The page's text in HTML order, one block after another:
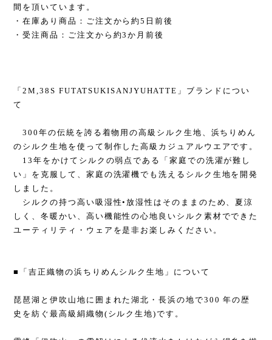
間を頂いています。
・在庫あり商品：ご注文から約5日前後
・受注商品：ご注文から約3か月前後
「2M,38S FUTATSUKISANJYUHATTE」ブランドについ
て
300年の伝統を誇る着物用の高級シルク生地、浜ちりめん
のシルク生地を使って制作した高級カジュアルウエアです。
13年をかけてシルクの弱点である「家庭での洗濯が難し
い」を克服して、家庭の洗濯機でも洗えるシルク生地を開発
しました。
シルクの持つ高い吸湿性•放湿性はそのままのため、夏涼
しく、冬暖かい、高い機能性の心地良いシルク素材でできた
ユーティリティ・ウェアを是非お楽しみください。
■「吉正織物の浜ちりめんシルク生地」について
琵琶湖と伊吹山地に囲まれた湖北・長浜の地で300 年の歴
史を紡ぐ最高級絹織物(シルク生地)です。